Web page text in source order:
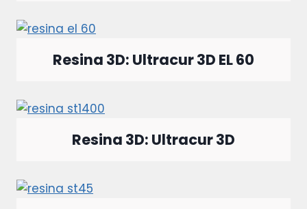
Resina 3D: Ultracur 3D EL 60
Resina 3D: Ultracur 3D